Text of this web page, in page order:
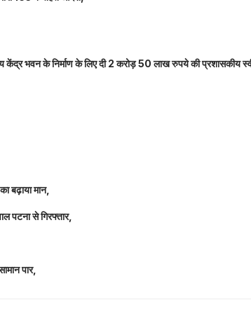
केंद्र भवन के निर्माण के लिए दी 2 करोड़ 50 लाख रुपये की प्रशासकीय
बढ़ाया मान,
पटना से गिरफ्तार,
पार,